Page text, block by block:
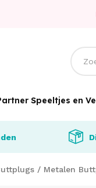
Speeltjes en
/ Metalen